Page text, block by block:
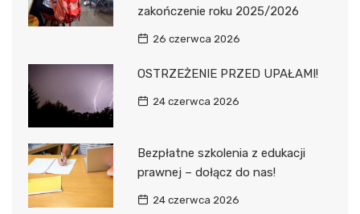
zakończenie roku 2025/2026
26 czerwca 2026
OSTRZEŻENIE PRZED UPAŁAMI!
24 czerwca 2026
Bezpłatne szkolenia z edukacji
prawnej – dołącz do nas!
24 czerwca 2026